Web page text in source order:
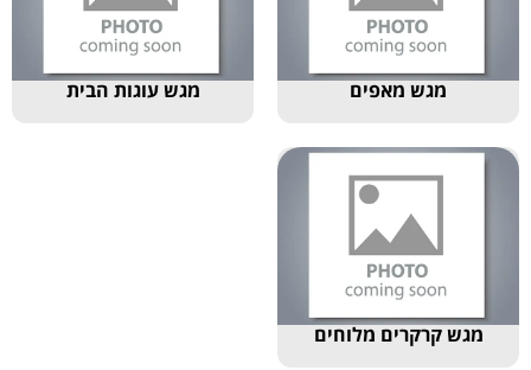
מגש מאפים מגש עוגות הבית
מגש קרקרים מלוחים